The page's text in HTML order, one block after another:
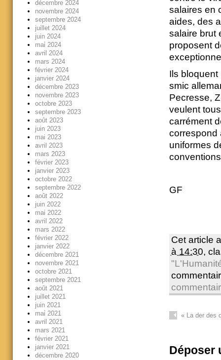
salaires en
aides, des
salaire brut
proposent
Ils bloquent
smic
Pecresse,
veulent
carrément
correspond
uniformes
GF
Cet article
à 14:30,
«La der des
Déposer
décembre 2024
novembre 2024
septembre 2024
juillet 2024
juin 2024
mai 2024
avril 2024
mars 2024
février 2024
janvier 2024
décembre 2023
novembre 2023
octobre 2023
septembre 2023
août 2023
juin 2023
mai 2023
avril 2023
mars 2023
février 2023
janvier 2023
octobre 2022
septembre 2022
août 2022
juin 2022
mai 2022
avril 2022
mars 2022
février 2022
janvier 2022
décembre 2021
novembre 2021
octobre 2021
septembre 2021
août 2021
juillet 2021
juin 2021
mai 2021
avril 2021
mars 2021
février 2021
janvier 2021
décembre 2020